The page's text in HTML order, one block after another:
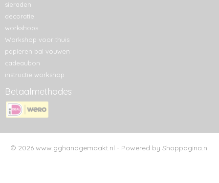
sieraden
decoratie
workshops
Workshop voor thuis
papieren bal vouwen
cadeaubon
instructie workshop
Betaalmethodes
© 2026 www.gghandgemaakt.nl - Powered by Shoppagina.nl